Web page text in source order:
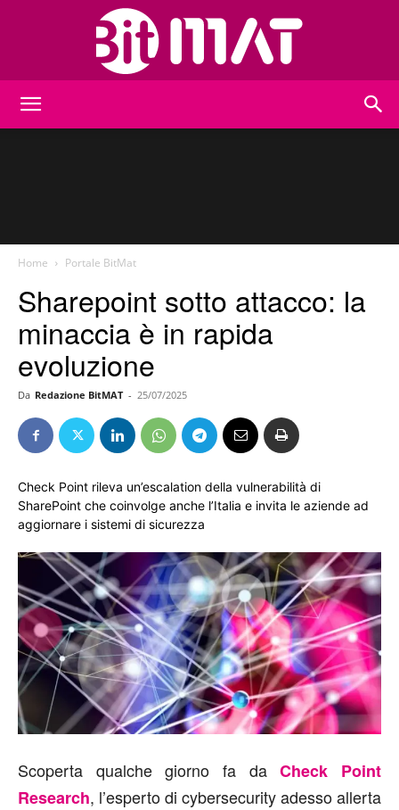
Home Portale BitMat
Sharepoint sotto attacco: la
minaccia è in rapida
evoluzione
Da Redazione BitMAT - 25/07/2025
Check Point rileva un’escalation della vulnerabilità di
SharePoint che coinvolge anche l’Italia e invita le aziende ad
aggiornare i sistemi di sicurezza
Scoperta qualche giorno fa daCheck Point
Research, l’esperto di cybersecurity adesso allerta